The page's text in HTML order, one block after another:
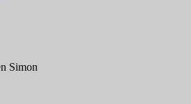
Simon